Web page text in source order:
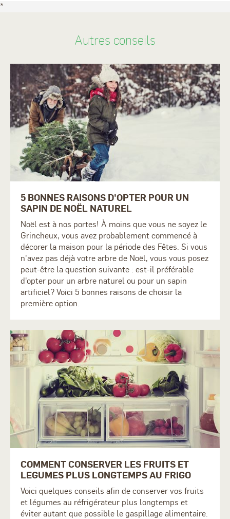
*
Autres conseils
5 BONNES RAISONS D'OPTER POUR UN
SAPIN DE NOËL NATUREL
Noël est à nos portes! À moins que vous ne soyez le
Grincheux, vous avez probablement commencé à
décorer la maison pour la période des Fêtes. Si vous
n'avez pas déjà votre arbre de Noël, vous vous posez
peut-être la question suivante : est-il préférable
d'opter pour un arbre naturel ou pour un sapin
artificiel? Voici 5 bonnes raisons de choisir la
première option.
COMMENT CONSERVER LES FRUITS ET
LEGUMES PLUS LONGTEMPS AU FRIGO
Voici quelques conseils afin de conserver vos fruits
et légumes au réfrigérateur plus longtemps et
éviter autant que possible le gaspillage alimentaire.